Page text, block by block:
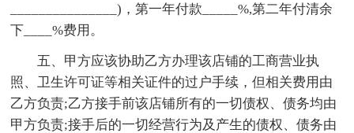
_______________)，第一年付款_____%,第二年付清余
下____%费用。
五、甲方应该协助乙方办理该店铺的工商营业执
照、卫生许可证等相关证件的过户手续，但相关费用由
乙方负责;乙方接手前该店铺所有的一切债权、债务均由
甲方负责;接手后的一切经营行为及产生的债权、债务由